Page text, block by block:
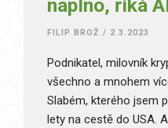
naplno, říká
FILIP BROŽ / 2.3.2023
Podnikatel, milovník
všechno a mnohem
Slabém, kterého jsem
lety na cestě do USA.